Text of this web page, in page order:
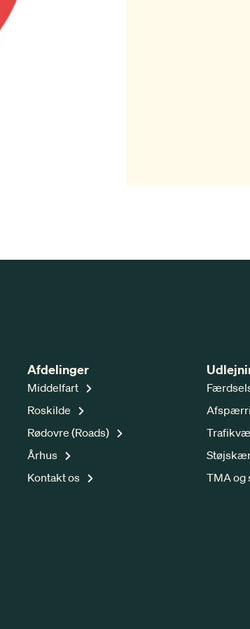
Afdelinger
Middelfart
Roskilde
Rødovre (Roads)
Århus
Kontakt os
TMA og